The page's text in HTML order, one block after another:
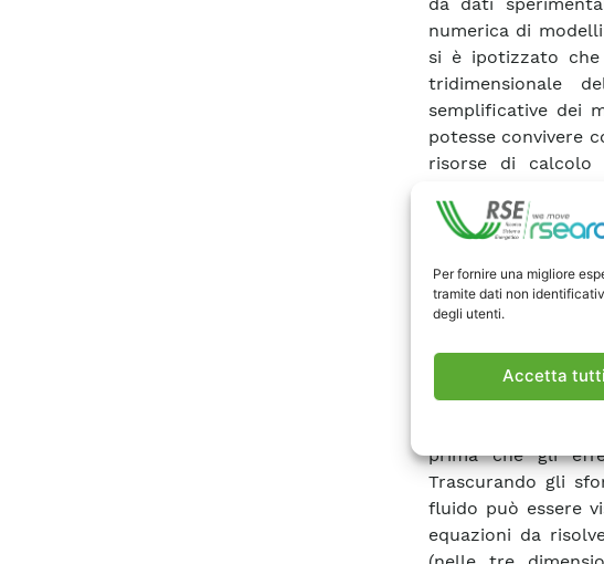
Per fornire una migliore
tramite dati non
degli utenti.
Accetta
numerica di
si è ipotizzato che
tridimensionale
semplificative dei
potesse convivere
risorse di calcolo
numericamente
tale scopo è
semplificata del
verificare le
numerico (vedi i
stato realizzato
tridimensionale.
flusso
delle
prima che gli
Trascurando gli
fluido può essere
equazioni da